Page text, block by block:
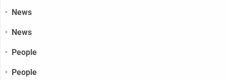
News
News
People
People